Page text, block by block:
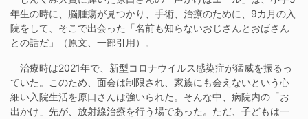
年生の時に、脳腫瘍が見つかり、手術、治療のために、9カ月の入
院をして、そこで出会った「名前も知らないおじさんとおばさん
との話だ」（原文、一部引用）。
治療時は2021年で、新型コロナウイルス感染症が猛威を振るっ
ていた。このため、面会は制限され、家族にも会えないという心
細い入院生活を原口さんは強いられた。そんな中、病院内の「お
出かけ」先が、放射線治療を行う場であった。ただ、子どもは一